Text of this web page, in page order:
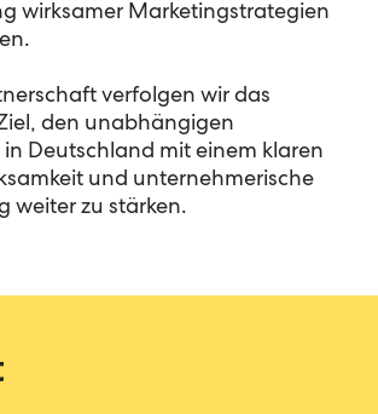
wirksamer Marketingstrategien
verfolgen wir das
den unabhängigen
Deutschland mit einem klaren
und unternehmerische
weiter zu stärken.